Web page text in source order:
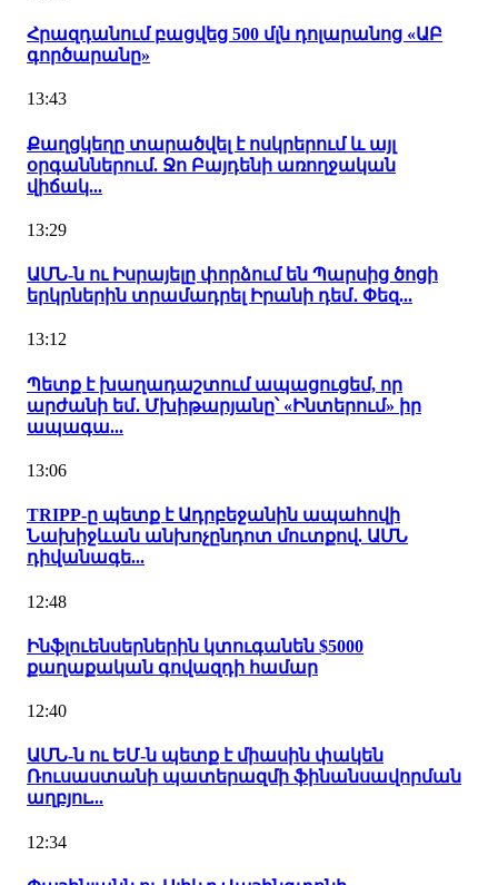
Հրազդանում բացվեց 500 մլն դոլարանոց «ԱԲ
գործարանը»
13:43
Քաղցկեղը տարածվել է ոսկրերում և այլ
օրգաններում. Ջո Բայդենի առողջական
վիճակ...
13:29
ԱՄՆ-ն ու Իսրայելը փորձում են Պարսից ծոցի
երկրներին տրամադրել Իրանի դեմ․ Փեզ...
13:12
Պետք է խաղադաշտում ապացուցեմ, որ
արժանի եմ․ Մխիթարյանը՝ «Ինտերում» իր
ապագա...
13:06
TRIPP-ը պետք է Ադրբեջանին ապահովի
Նախիջևան անխոչընդոտ մուտքով. ԱՄՆ
դիվանագե...
12:48
Ինֆլուենսերներին կտուգանեն $5000
քաղաքական գովազդի համար
12:40
ԱՄՆ-ն ու ԵՄ-ն պետք է միասին փակեն
Ռուսաստանի պատերազմի ֆինանսավորման
աղբյու...
12:34